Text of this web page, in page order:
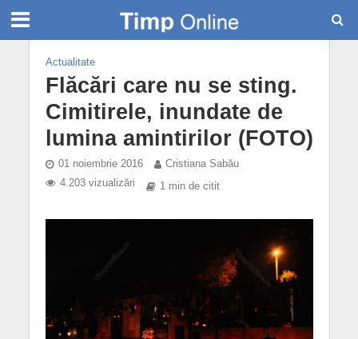
Actualitate
Flăcări care nu se sting.
Cimitirele, inundate de
lumina amintirilor (FOTO)
01 noiembrie 2016
Cristiana Sabău
4.203 vizualizări
1 min de citit